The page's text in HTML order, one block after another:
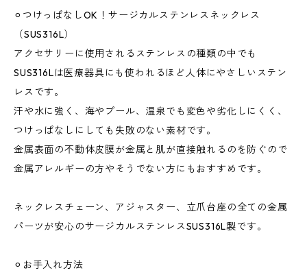
⚪︎つけっぱなしOK！サージカルステンレスネックレス
（SUS316L）
アクセサリーに使用されるステンレスの種類の中でも
SUS316Lは医療器具にも使われるほど人体にやさしいステン
レスです。
汗や水に強く、海やプール、温泉でも変色や劣化しにくく、
つけっぱなしにしても失敗のない素材です。
金属表面の不動体皮膜が金属と肌が直接触れるのを防ぐので
金属アレルギーの方やそうでない方にもおすすめです。
ネックレスチェーン、アジャスター、立爪台座の全ての金属
パーツが安心のサージカルステンレスSUS316L製です。
⚪︎お手入れ方法